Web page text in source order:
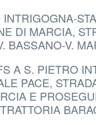
DI MARCIA,
BASSANO-V.
A S. PIETRO
PACE,
E